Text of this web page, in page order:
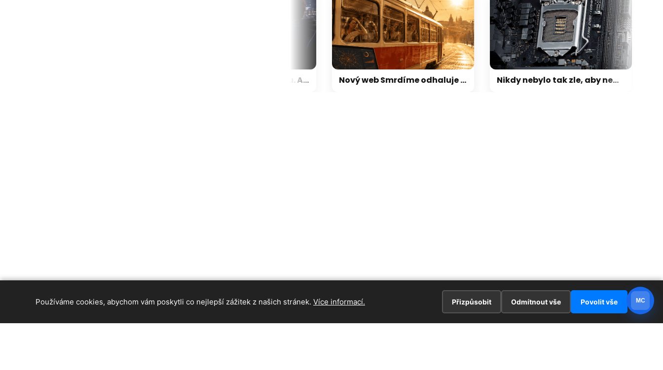
Český Steam Machine je tu. Alza začíná prodávat herní sestavy s Linuxem, který je skvělou náhradou za Windows Nový web Smrdíme odhaluje ostudu pražské MHD. V reálném čase počítá tramvaje bez klimatizace Nikdy nebylo tak zle, aby nemohlo být hůř: Po RAM, SSD a GPU teď přichází zdražování základních desek
Používáme cookies, abychom vám poskytli co nejlepší zážitek z našich stránek. Více informací. Přizpůsobit Odmítnout vše Povolit vše MC